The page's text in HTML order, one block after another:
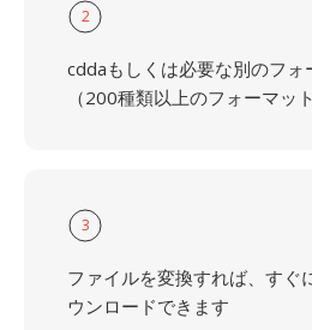
2
cddaもしくは必要な別のフォ
（200種類以上のフォーマッ
3
ファイルを変換すれば、すぐ
ウンロードできます